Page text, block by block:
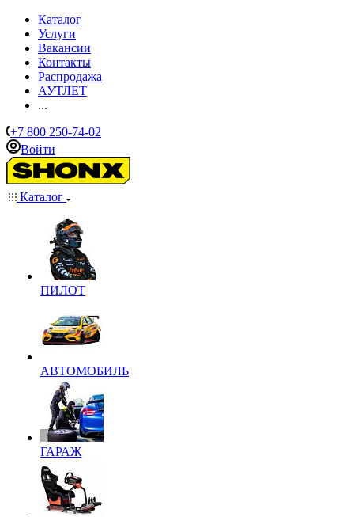
Каталог
Услуги
Вакансии
Контакты
Распродажа
АУТЛЕТ
...
+7 800 250-74-02
Войти
Каталог
ПИЛОТ
АВТОМОБИЛЬ
ГАРАЖ